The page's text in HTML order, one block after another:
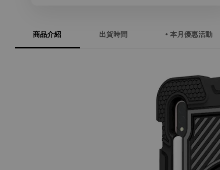
商品介紹 出貨時間 • 本月優惠活動